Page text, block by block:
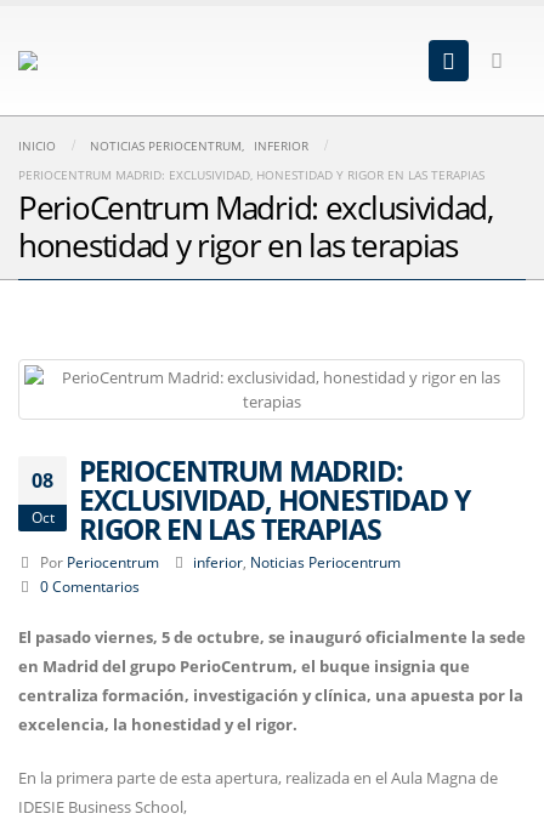
INICIO NOTICIAS PERIOCENTRUM,
INFERIOR
PERIOCENTRUM MADRID: EXCLUSIVIDAD, HONESTIDAD Y RIGOR EN LAS TERAPIAS
PerioCentrum Madrid: exclusividad,
honestidad y rigor en las terapias
08
Oct
PERIOCENTRUM MADRID:
EXCLUSIVIDAD, HONESTIDAD Y
RIGOR EN LAS TERAPIAS
Por Periocentrum inferior Noticias Periocentrum
0 Comentarios
El pasado viernes, 5 de octubre, se inauguró oficialmente la sede
en Madrid del grupo PerioCentrum, el buque insignia que
centraliza formación, investigación y clínica, una apuesta por la
excelencia, la honestidad y el rigor.
En la primera parte de esta apertura, realizada en el Aula Magna de
IDESIE Business School,